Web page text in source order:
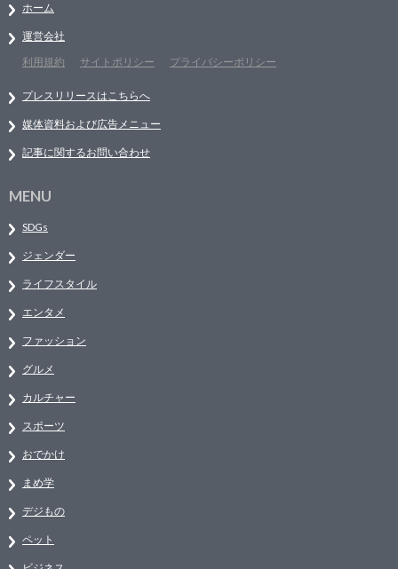
ホーム
運営会社
利用規約
サイトポリシー プライバシーポリシー
プレスリリースはこちらへ
媒体資料および広告メニュー
記事に関するお問い合わせ
MENU
SDGs
ジェンダー
ライフスタイル
エンタメ
ファッション
グルメ
カルチャー
スポーツ
おでかけ
まめ学
デジもの
ペット